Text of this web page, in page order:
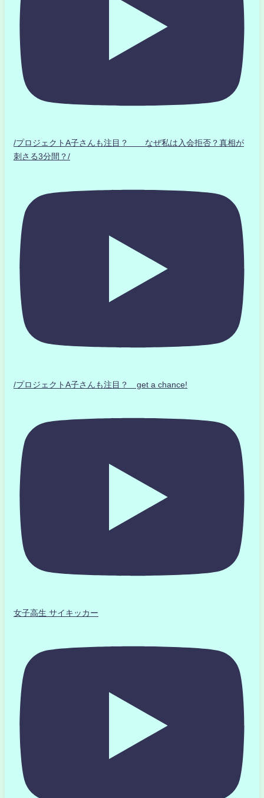
/プロジェクトA子さんも注目？ なぜ私は入会拒否？真相が
刺さる3分間？/
/プロジェクトA子さんも注目？ get a chance!
女子高生 サイキッカー